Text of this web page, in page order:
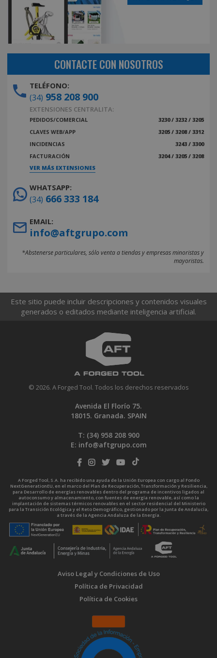
CONTACTE CON NOSOTROS
TELÉFONO:
(34) 958 208 900
EXTENSIONES CENTRALITA:
PEDIDOS/COMERCIAL
3230 / 3232 / 3205
CLAVES WEB/APP
3205 / 3208 / 3312
INCIDENCIAS
3243 / 3300
FACTURACIÓN
3204 / 3205 / 3208
VER MÁS EXTENSIONES
WHATSAPP:
(34) 666 333 184
EMAIL:
info@aftgrupo.com
*Abstenerse particulares, sólo venta a tiendas y empresas minoristas y
mayoristas.
Este sitio puede incluir descripciones y contenidos visuales
generados o editados mediante inteligencia artificial.
© 2026. A Forged Tool. Todos los derechos reservados
Avenida El Florío 75.
18015. Granada. SPAIN
T: (34) 958 208 900
E: info@aftgrupo.com
A Forged Tool, S.A. ha recibido una ayuda de la Unión Europea con cargo al Fondo
NextGenerationEU, en el marco del Plan de Recuperación, Transformación y Resiliencia,
para Desarrollo de energías renovables dentro del programa de incentivos ligados al
autoconsumo y almacenamiento, con fuentes de energía renovable, así como la
implantación de sistemas térmicos renovables en el sector residencial del Ministerio
para la Transición Ecológica y el Reto Demográfico, gestionado por la Junta de Andalucía,
a través de la Agencia Andaluza de la Energía.
Aviso Legal y Condiciones de Uso
Política de Privacidad
Política de Cookies